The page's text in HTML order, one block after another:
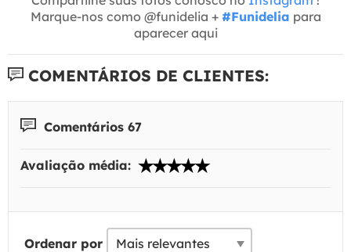
Marque-nos como @funidelia + #Funidelia para
aparecer aqui
COMENTÁRIOS DE CLIENTES:
Comentários 67
Avaliação média:
Ordenar por